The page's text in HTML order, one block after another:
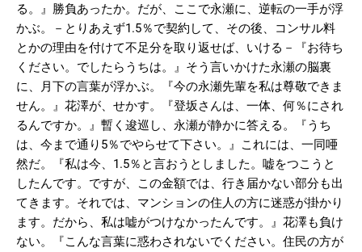
る。』勝負あったか。だが、ここで永瀬に、逆転の一手が浮
かぶ。－とりあえず1.5％で契約して、その後、コンサル料
とかの理由を付けて不足分を取り返せば、いける－『お待ち
ください。でしたらうちは。』そう言いかけた永瀬の脳裏
に、月下の言葉が浮かぶ。『今の永瀬先輩を私は尊敬できま
せん。』花澤が、せかす。『登坂さんは、一体、何％にされ
るんですか。』暫く逡巡し、永瀬が静かに答える。『うち
は、今まで通り5％でやらせて下さい。』これには、一同唖
然だ。『私は今、1.5％と言おうとしました。嘘をつこうと
したんです。ですが、この金額では、行き届かない部分も出
てきます。それでは、マンションの住人の方に迷惑が掛かり
ます。だから、私は嘘がつけなかったんです。』花澤も負け
ない。『こんな言葉に惑わされないでください。住民の方が